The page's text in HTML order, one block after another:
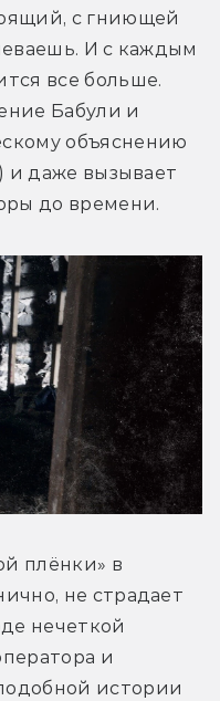
с гниющей
И с каждым
все больше.
Бабули и
объяснению
и даже вызывает
до времени.
плёнки» в
не страдает
нечеткой
и
истории